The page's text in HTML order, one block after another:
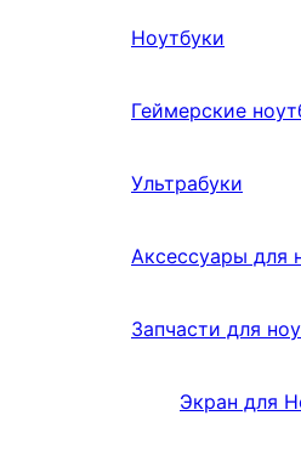
Ноутбуки
Геймерские
Ультрабуки
Аксессуары для
Запчасти для
Экран для